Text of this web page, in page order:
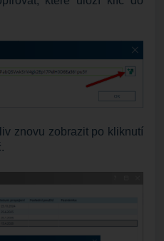
znovu zobrazit po kliknutí